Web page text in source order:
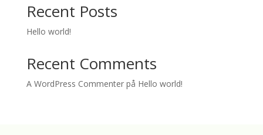
Recent Posts
Hello world!
Recent Comments
A WordPress Commenterpå Hello world!